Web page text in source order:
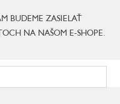
BUDEME ZASIELAŤ
NA NAŠOM E-SHOPE.